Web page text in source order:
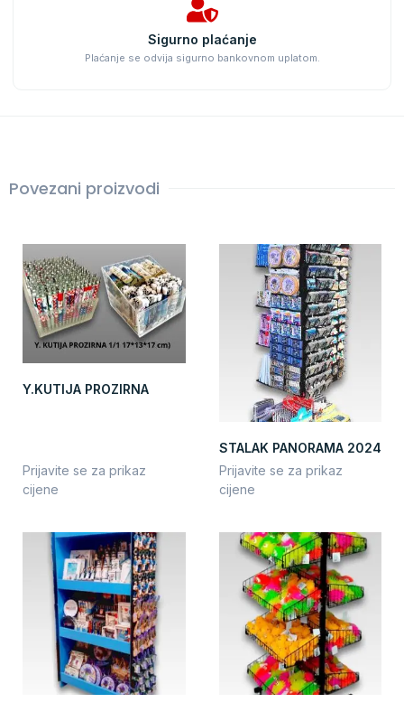
Sigurno plaćanje
Plaćanje se odvija sigurno bankovnom uplatom.
Povezani proizvodi
Y.KUTIJA PROZIRNA
Prijavite se za prikaz
cijene
STALAK PANORAMA 2024
Prijavite se za prikaz
cijene